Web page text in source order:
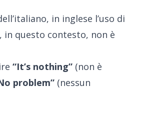
in inglese l’uso di
in questo contesto, non è
“It’s nothing” (non è
problem” (nessun